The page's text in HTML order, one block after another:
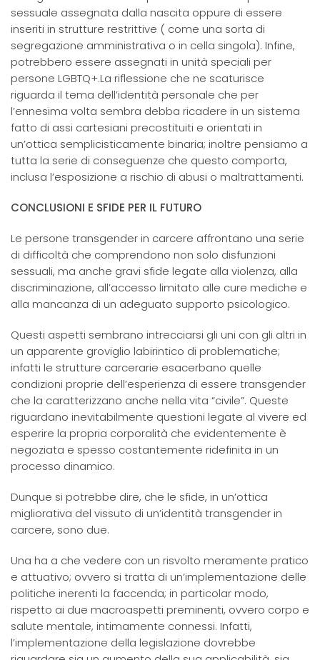
sessuale assegnata dalla nascita oppure di essere
inseriti in strutture restrittive ( come una sorta di
segregazione amministrativa o in cella singola). Infine,
potrebbero essere assegnati in unità speciali per
persone LGBTQ+.La riflessione che ne scaturisce
riguarda il tema dell’identità personale che per
l’ennesima volta sembra debba ricadere in un sistema
fatto di assi cartesiani precostituiti e orientati in
un’ottica semplicisticamente binaria; inoltre pensiamo a
tutta la serie di conseguenze che questo comporta,
inclusa l’esposizione a rischio di abusi o maltrattamenti.
CONCLUSIONI E SFIDE PER IL FUTURO
Le persone transgender in carcere affrontano una serie
di difficoltà che comprendono non solo disfunzioni
sessuali, ma anche gravi sfide legate alla violenza, alla
discriminazione, all’accesso limitato alle cure mediche e
alla mancanza di un adeguato supporto psicologico.
Questi aspetti sembrano intrecciarsi gli uni con gli altri in
un apparente groviglio labirintico di problematiche;
infatti le strutture carcerarie esacerbano quelle
condizioni proprie dell’esperienza di essere transgender
che la caratterizzano anche nella vita “civile”. Queste
riguardano inevitabilmente questioni legate al vivere ed
esperire la propria corporalità che evidentemente è
negoziata e spesso costantemente ridefinita in un
processo dinamico.
Dunque si potrebbe dire, che le sfide, in un’ottica
migliorativa del vissuto di un’identità transgender in
carcere, sono due.
Una ha a che vedere con un risvolto meramente pratico
e attuativo; ovvero si tratta di un’implementazione delle
politiche inerenti la faccenda; in particolar modo,
rispetto ai due macroaspetti preminenti, ovvero corpo e
salute mentale, intimamente connessi. Infatti,
l’implementazione della legislazione dovrebbe